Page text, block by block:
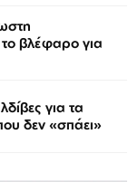
βλέφαρο για
για τα
δεν «σπάει»